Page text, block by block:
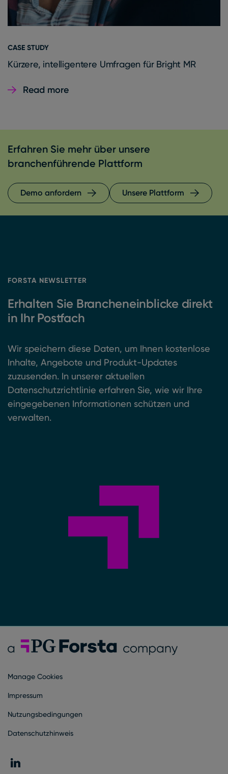
CASE STUDY
Kürzere, intelligentere Umfragen für Bright MR
Read more
Erfahren Sie mehr über unsere
branchenführende Plattform
Demo anfordern Unsere Plattform
FORSTA NEWSLETTER
Erhalten Sie Brancheneinblicke direkt
in Ihr Postfach
Wir speichern diese Daten, um Ihnen kostenlose
Inhalte, Angebote und Produkt-Updates
zuzusenden. In unserer aktuellen
Datenschutzrichtlinie erfahren Sie, wie wir Ihre
eingegebenen Informationen schützen und
verwalten.
Forsta Deutsch
Manage Cookies
Impressum
Nutzungsbedingungen
Datenschutzhinweis
LinkedIn